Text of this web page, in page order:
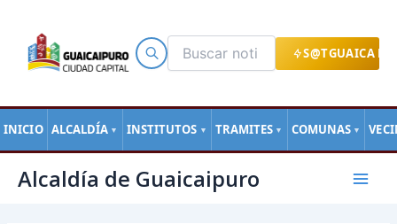
S@TGUAICA
INICIO ALCALDÍA ▼ INSTITUTOS ▼ TRAMITES ▼ COMUNAS ▼
contenido
Alcaldía de Guaicaipuro
Main
de